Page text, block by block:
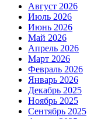
Август 2026
Июль 2026
Июнь 2026
Май 2026
Апрель 2026
Март 2026
Февраль 2026
Январь 2026
Декабрь 2025
Ноябрь 2025
Сентябрь 2025